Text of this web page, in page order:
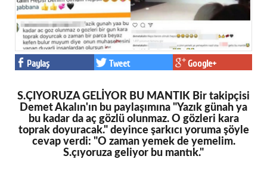
Paylaş Tweet Google+
S.ÇIYORUZA GELİYOR BU MANTIK Bir takipçisi
Demet Akalın'ın bu paylaşımına "Yazık günah ya
bu kadar da aç gözlü olunmaz. O gözleri kara
toprak doyuracak." deyince şarkıcı yoruma şöyle
cevap verdi: "O zaman yemek de yemelim.
S.çıyoruza geliyor bu mantık."